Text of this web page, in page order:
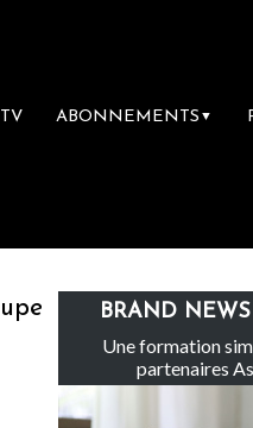
TV ABONNEMENTS ▼
Sainte-Claire
BRAND
Une formation
partenaires